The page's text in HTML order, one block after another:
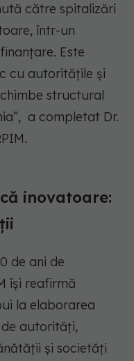
către spitalizări
într-un
Este
cu autoritățile și
structural
a completat Dr.
inovatoare:
de ani de
își reafirmă
la elaborarea
autorități,
și societăți